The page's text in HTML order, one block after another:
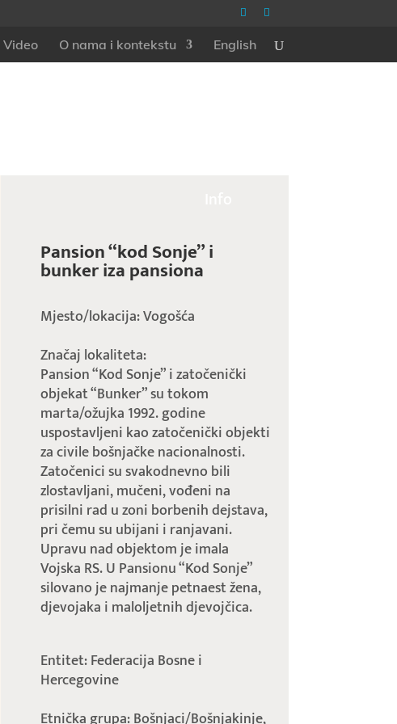
Video O nama i kontekstu English
Pansion “kod Sonje” i
bunker iza pansiona
Mjesto/lokacija: Vogošća
Značaj lokaliteta:
Pansion “Kod Sonje” i zatočenički
objekat “Bunker” su tokom
marta/ožujka 1992. godine
uspostavljeni kao zatočenički objekti
za civile bošnjačke nacionalnosti.
Zatočenici su svakodnevno bili
zlostavljani, mučeni, vođeni na
prisilni rad u zoni borbenih dejstava,
pri čemu su ubijani i ranjavani.
Upravu nad objektom je imala
Vojska RS. U Pansionu “Kod Sonje”
silovano je najmanje petnaest žena,
djevojaka i maloljetnih djevojčica.
Entitet: Federacija Bosne i
Hercegovine
Etnička grupa: Bošnjaci/Bošnjakinje,